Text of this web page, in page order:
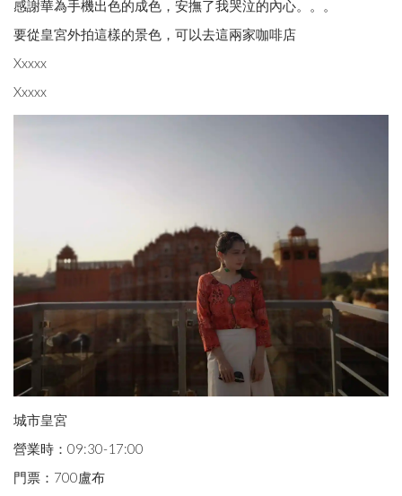
感謝華為手機出色的成色，安撫了我哭泣的內心。。。
要從皇宮外拍這樣的景色，可以去這兩家咖啡店
Xxxxx
Xxxxx
城市皇宮
營業時：09:30-17:00
門票：700盧布